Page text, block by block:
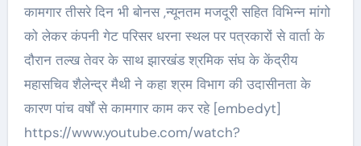
कामगार तीसरे दिन भी बोनस ,न्यूनतम मजदूरी सहित विभिन्न मांगो
को लेकर कंपनी गेट परिसर धरना स्थल पर पत्रकारों से वार्ता के
दौरान तल्ख तेवर के साथ झारखंड श्रमिक संघ के केंद्रीय
महासचिव शैलेन्द्र मैथी ने कहा श्रम विभाग की उदासीनता के
कारण पांच वर्षों से कामगार काम कर रहे [embedyt]
https://www.youtube.com/watch?